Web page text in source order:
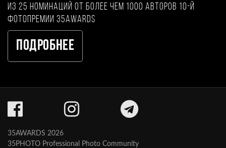
из 25 номинаций от более чем 1000 авторов 10-й
фотопремии 35AWARDS
Подробнее
35AWARDS 2026
35PHOTO Professional Photo Community